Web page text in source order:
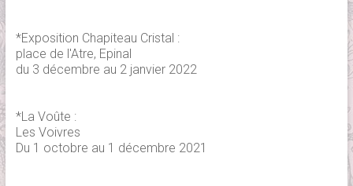
*Exposition Chapiteau Cristal :
place de l'Atre, Epinal
du 3 décembre au 2 janvier 2022
*La Voûte :
Les Voivres
Du 1 octobre au 1 décembre 2021